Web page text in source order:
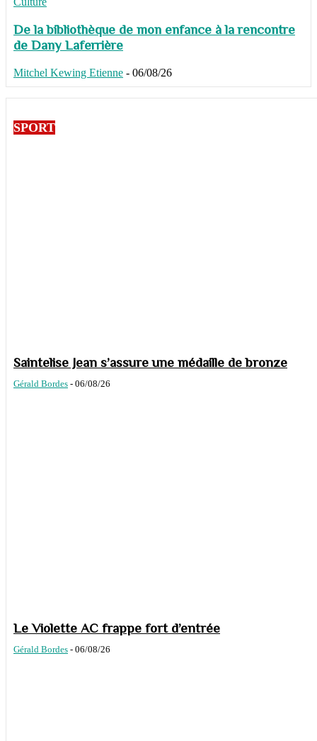
De la bibliothèque de mon enfance à la rencontre
de Dany Laferrière
Mitchel Kewing Etienne - 06/08/26
SPORT
Saintelise Jean s’assure une médaille de bronze
Gérald Bordes - 06/08/26
Le Violette AC frappe fort d’entrée
Gérald Bordes - 06/08/26